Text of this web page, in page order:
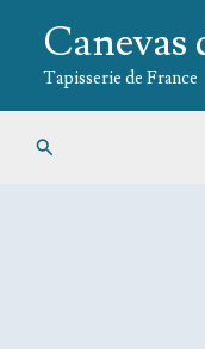
contenu
Canevas
Tapisserie de France
Rechercher